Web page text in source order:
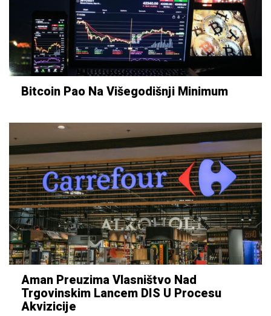
Bitcoin Pao Na Višegodišnji Minimum
Aman Preuzima Vlasništvo Nad
Trgovinskim Lancem DIS U Procesu
Akvizicije